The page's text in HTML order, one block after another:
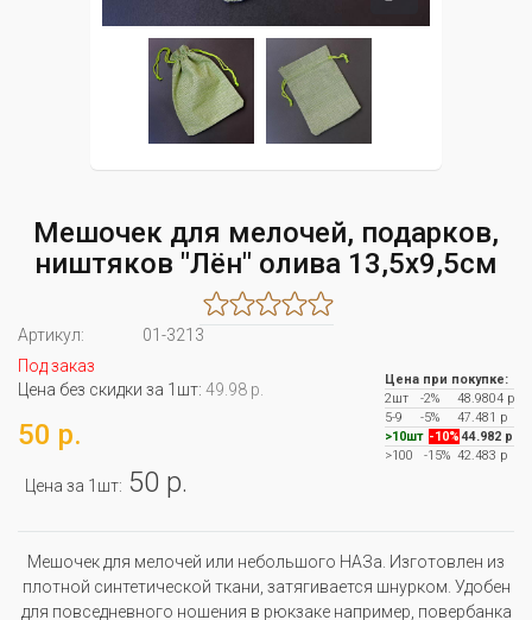
Мешочек для мелочей, подарков,
ништяков "Лён" олива 13,5x9,5см
Артикул:
01-3213
Под заказ
Цена без скидки за 1шт: 49.98 р.
50 р.
Цена за 1шт: 50 р.
Цена при покупке:
2шт
-2%
48.9804 р
5-9
-5%
47.481 р
>10шт -10% 44.982 р
>100
-15% 42.483 р
Мешочек для мелочей или небольшого НАЗа. Изготовлен из
плотной синтетической ткани, затягивается шнурком. Удобен
для повседневного ношения в рюкзаке например, повербанка